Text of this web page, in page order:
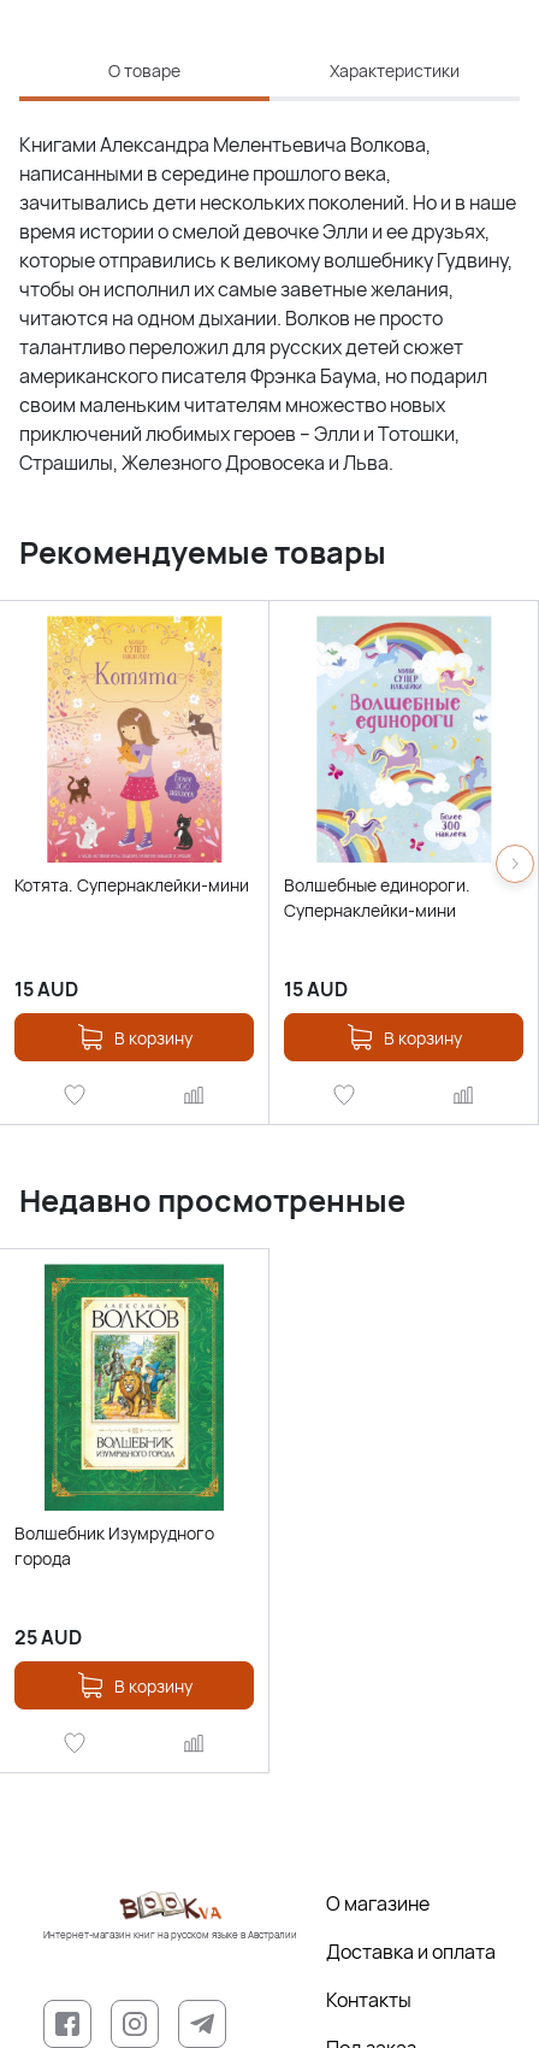
О товаре Характеристики
Книгами Александра Мелентьевича Волкова,
написанными в середине прошлого века,
зачитывались дети нескольких поколений. Но и в наше
время истории о смелой девочке Элли и ее друзьях,
которые отправились к великому волшебнику Гудвину,
чтобы он исполнил их самые заветные желания,
читаются на одном дыхании. Волков не просто
талантливо переложил для русских детей сюжет
американского писателя Фрэнка Баума, но подарил
своим маленьким читателям множество новых
приключений любимых героев – Элли и Тотошки,
Страшилы, Железного Дровосека и Льва.
Рекомендуемые товары
Котята. Супернаклейки-мини
15AUD
В корзину
Волшебные единороги.
Супернаклейки-мини
15AUD
В корзину
Недавно просмотренные
Волшебник Изумрудного
города
25AUD
В корзину
Интернет-магазин книг на русском языке в Австралии
О магазине
Доставка и оплата
Контакты